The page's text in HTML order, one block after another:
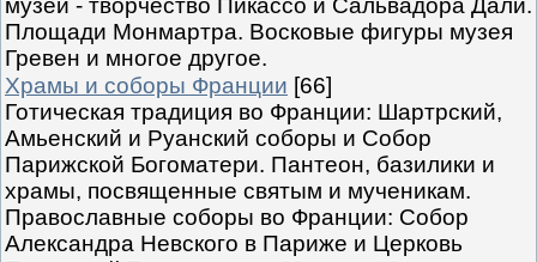
музеи - творчество Пикассо и Сальвадора Дали.
Площади Монмартра. Восковые фигуры музея
Гревен и многое другое.
Храмы и соборы Франции [66]
Готическая традиция во Франции: Шартрский,
Амьенский и Руанский соборы и Собор
Парижской Богоматери. Пантеон, базилики и
храмы, посвященные святым и мученикам.
Православные соборы во Франции: Собор
Александра Невского в Париже и Церковь